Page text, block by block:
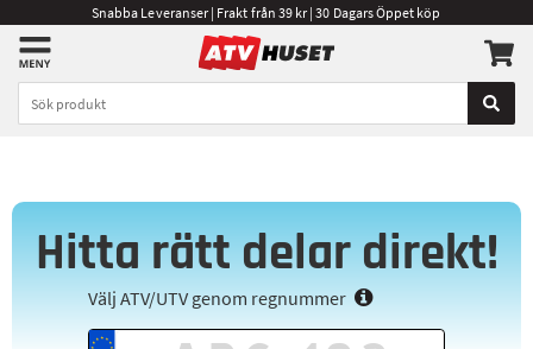
Snabba Leveranser | Frakt från 39 kr | 30 Dagars Öppet köp
Hitta rätt delar direkt!
Välj ATV/UTV genom regnummer